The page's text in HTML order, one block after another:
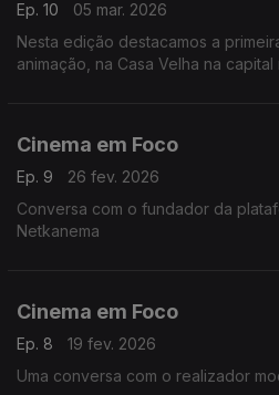
Ep. 10
05 mar. 2026
Nesta edição destacamos a
animação, na Casa Velha na
Cinema em Foco
Ep. 9
26 fev. 2026
Conversa com o fundador da
Netkanema
Cinema em Foco
Ep. 8
19 fev. 2026
Uma conversa com o realizador